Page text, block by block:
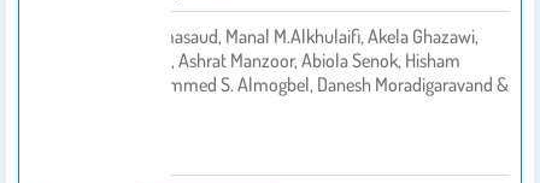
5- Latifah D.Almasaud, Manal M.Alkhulaifi, Akela Ghazawi,
Nikolaos Strepis, Ashrat Manzoor, Abiola Senok, Hisham
H.Alajlan, Mohammed S. Almogbel, Danesh Moradigaravand &